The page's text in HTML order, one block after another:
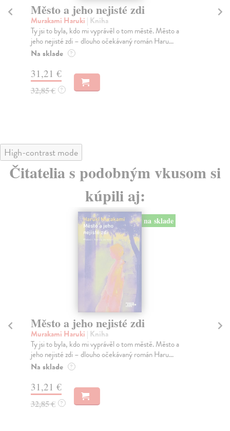
Město a jeho nejisté zdi
Murakami Haruki | Kniha
Ty jsi to byla, kdo mi vyprávěl o tom městě. Město a
jeho nejisté zdi – dlouho očekávaný román Haru...
Na sklade ?
31,21 €
32,85 € ?
High-contrast mode
Čitatelia s podobným vkusom si
kúpili aj:
na sklade
Město a jeho nejisté zdi
Murakami Haruki | Kniha
Ty jsi to byla, kdo mi vyprávěl o tom městě. Město a
jeho nejisté zdi – dlouho očekávaný román Haru...
Na sklade ?
31,21 €
32,85 € ?